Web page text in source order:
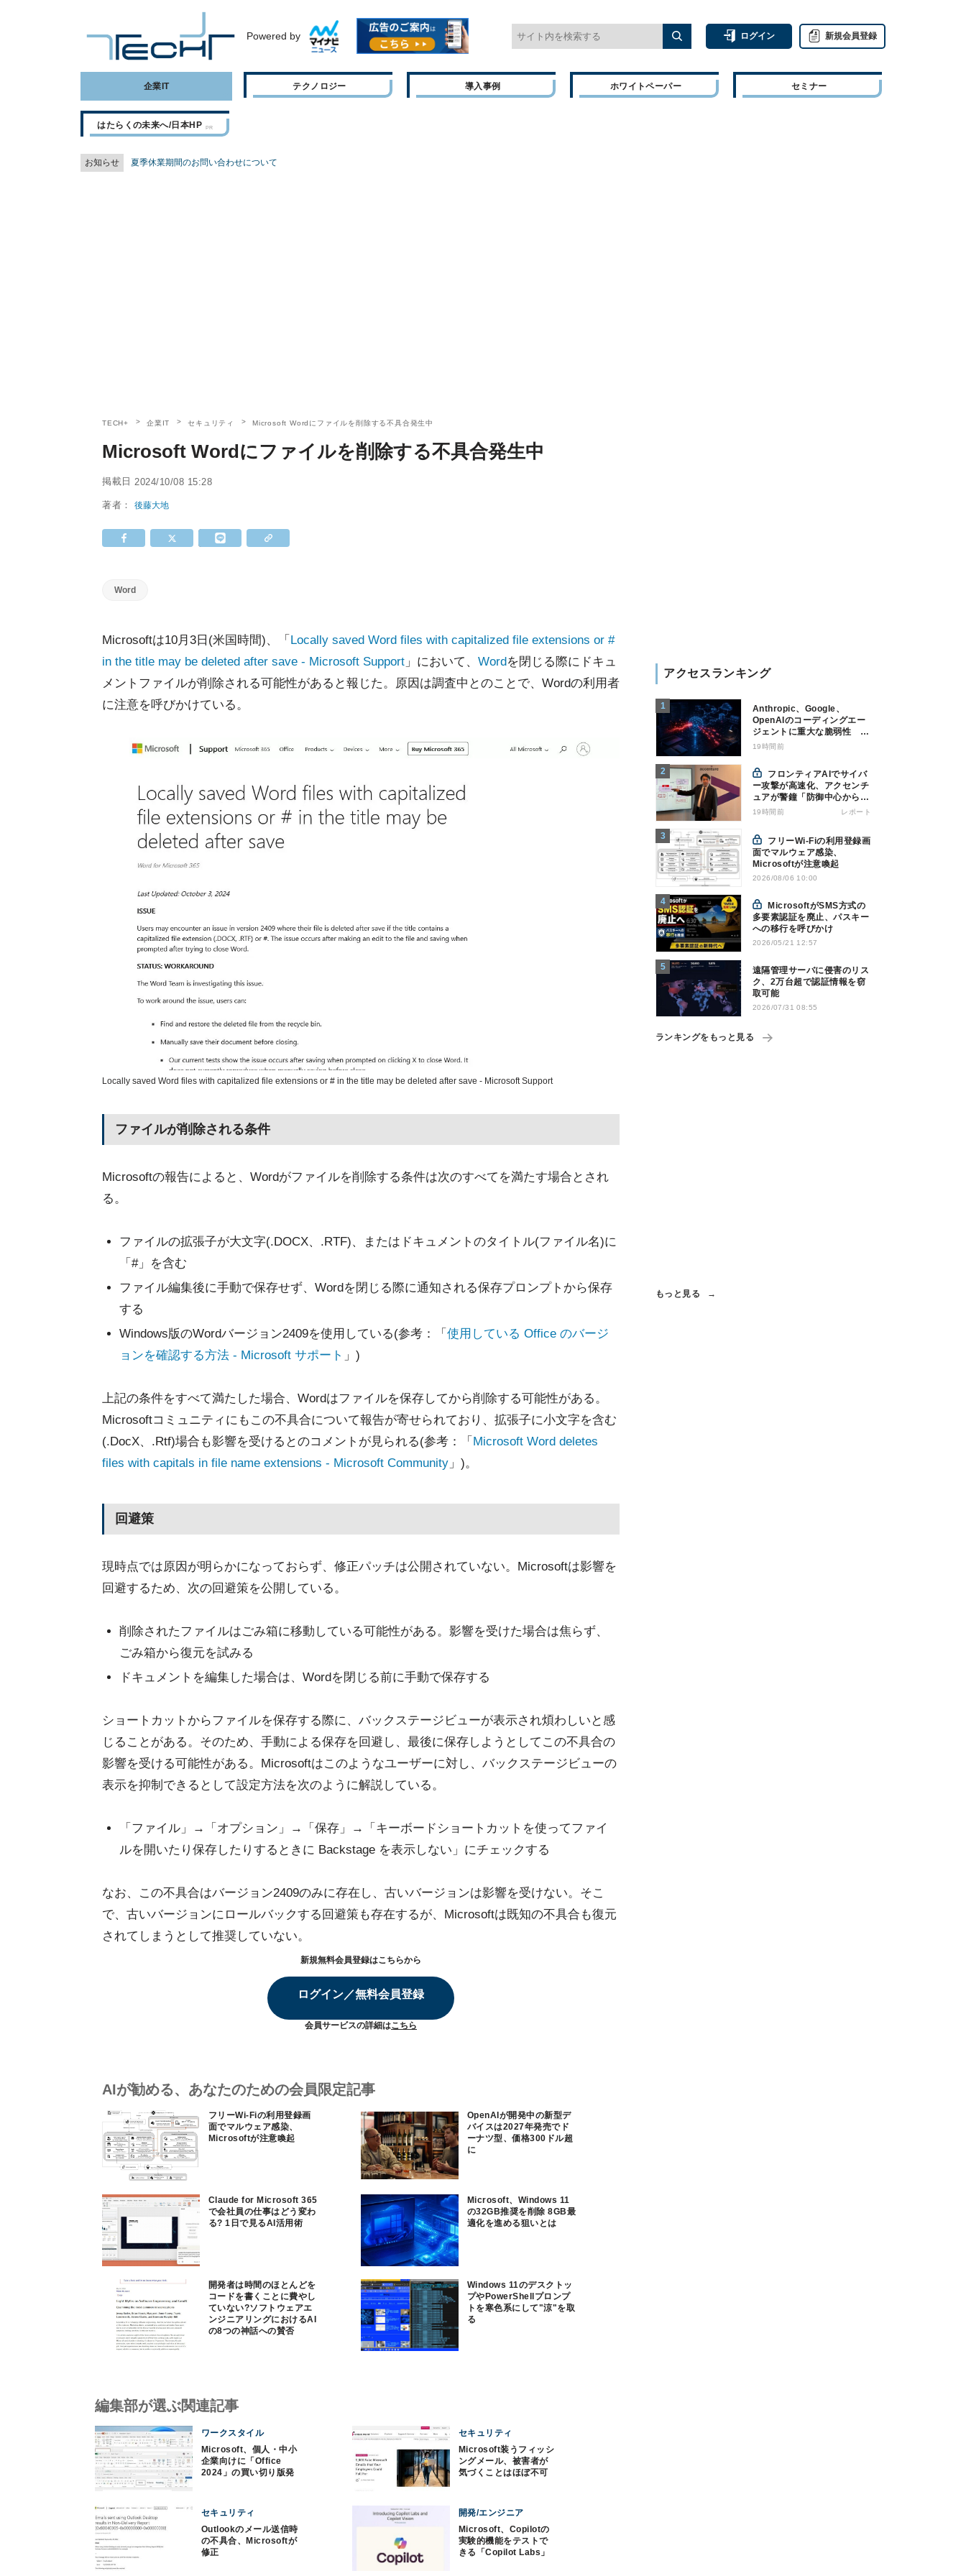
Powered by ログイン 新規会員登録
企業IT テクノロジー 導入事例 ホワイトペーパー セミナー
はたらくの未来へ/日本HP
お知らせ 夏季休業期間のお問い合わせについて
TECH+ 企業IT セキュリティ Microsoft Wordにファイルを削除する不具合発生中
Microsoft Wordにファイルを削除する不具合発生中
掲載日 2024/10/08 15:28
著者：後藤大地
Word
Microsoftは10月3日(米国時間)、「 Locally saved Word files with capitalized file extensions or #
in the title may be deleted after save - Microsoft Support 」において、 Wordを閉じる際にドキュ
メントファイルが削除される可能性があると報じた。原因は調査中とのことで、Wordの利用者
に注意を呼びかけている。
Locally saved Word files with capitalized file extensions or # in the title may be deleted after save - Microsoft Support
ファイルが削除される条件
Microsoftの報告によると、Wordがファイルを削除する条件は次のすべてを満たす場合とされ
る。
ファイルの拡張子が大文字(.DOCX、.RTF)、またはドキュメントのタイトル(ファイル名)に
「#」を含む
ファイル編集後に手動で保存せず、Wordを閉じる際に通知される保存プロンプトから保存
する
Windows版のWordバージョン2409を使用している(参考：「 使用している Office のバージ
ョンを確認する方法 - Microsoft サポート 」)
上記の条件をすべて満たした場合、Wordはファイルを保存してから削除する可能性がある。
Microsoftコミュニティにもこの不具合について報告が寄せられており、拡張子に小文字を含む
(.DocX、.Rtf)場合も影響を受けるとのコメントが見られる(参考：「 Microsoft Word deletes
files with capitals in file name extensions - Microsoft Community 」)。
回避策
現時点では原因が明らかになっておらず、修正パッチは公開されていない。Microsoftは影響を
回避するため、次の回避策を公開している。
削除されたファイルはごみ箱に移動している可能性がある。影響を受けた場合は焦らず、
ごみ箱から復元を試みる
ドキュメントを編集した場合は、Wordを閉じる前に手動で保存する
ショートカットからファイルを保存する際に、バックステージビューが表示され煩わしいと感
じることがある。そのため、手動による保存を回避し、最後に保存しようとしてこの不具合の
影響を受ける可能性がある。Microsoftはこのようなユーザーに対し、バックステージビューの
表示を抑制できるとして設定方法を次のように解説している。
「ファイル」→「オプション」→「保存」→「キーボードショートカットを使ってファイ
ルを開いたり保存したりするときに Backstage を表示しない」にチェックする
なお、この不具合はバージョン2409のみに存在し、古いバージョンは影響を受けない。そこ
で、古いバージョンにロールバックする回避策も存在するが、Microsoftは既知の不具合も復元
されてしまうとして推奨していない。
新規無料会員登録はこちらから
ログイン／無料会員登録
会員サービスの詳細はこちら
AIが勧める、あなたのための会員限定記事
フリーWi-Fiの利用登録画
面でマルウェア感染、
Microsoftが注意喚起
OpenAIが開発中の新型デ
バイスは2027年発売でド
ーナツ型、価格300ドル超
に
Claude for Microsoft 365
で会社員の仕事はどう変わ
る? 1日で見るAI活用術
Microsoft、Windows 11
の32GB推奨を削除 8GB最
適化を進める狙いとは
開発者は時間のほとんどを
コードを書くことに費やし
ていない?ソフトウェアエ
ンジニアリングにおけるAI
の8つの神話への賛否
Windows 11のデスクトッ
プやPowerShellプロンプ
トを寒色系にして"涼"を取
る
アクセスランキング
Anthropic、Google、
OpenAIのコーディングエー
ジェントに重大な脆弱性 認
証情報窃取などの恐れ
19時間前
ー攻撃が高速化、アクセンチ
ュアが警鐘「防御中心からの
脱却を」
19時間前 レポート
面でマルウェア感染、
Microsoftが注意喚起
2026/08/06 10:00
多要素認証を廃止、パスキー
への移行を呼びかけ
2026/05/21 12:57
遠隔管理サーバに侵害のリス
ク、2万台超で認証情報を窃
取可能
2026/07/31 08:55
ランキングをもっと見る
もっと見る
編集部が選ぶ関連記事
ワークスタイル
Microsoft、個人・中小
企業向けに「Office
2024」の買い切り版発
セキュリティ
Microsoft装うフィッシ
ングメール、被害者が
気づくことはほぼ不可
セキュリティ
Outlookのメール送信時
の不具合、Microsoftが
修正
開発/エンジニア
Microsoft、Copilotの
実験的機能をテストで
きる「Copilot Labs」